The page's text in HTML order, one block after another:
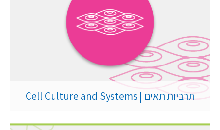
תרביות תאים | Cell Culture and Systems